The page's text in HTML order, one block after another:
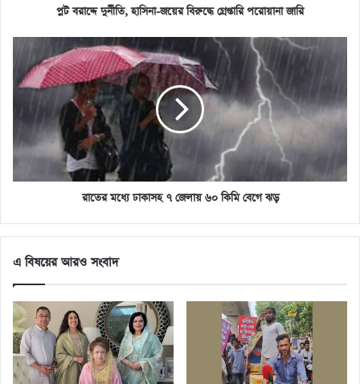
প্লট বরাদ্দে দুর্নীতি, হাসিনা-জয়ের বিরুদ্ধে গ্রেপ্তারি পরোয়ানা জারি
রাতের মধ্যে ঢাকাসহ ৭ জেলায় ৬০ কিমি বেগে ঝড়
এ বিষয়ের আরও সংবাদ